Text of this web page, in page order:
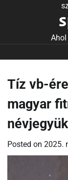
Tíz vb-
magyar
Posted on 2025.